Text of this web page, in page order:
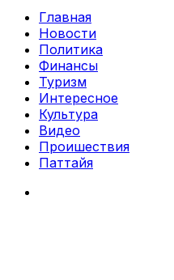
Главная
Новости
Политика
Финансы
Туризм
Интересное
Культура
Видео
Проишествия
Паттайя